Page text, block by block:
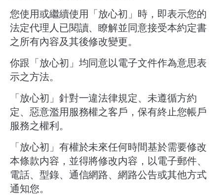
您使用或繼續使用「放心初」時，即表示您的
法定代理人已閱讀、瞭解並同意接受本約定書
之所有內容及其後修改變更。
你跟「放心初」均同意以電子文件作為意思表
示之方法。
「放心初」針對一違法律規定、未遵循方約
定、惡意濫用服務權之客戶，保有終止您帳戶
服務之權利。
「放心初」有權於未來任何時間基於需要修改
本條款内容，並得將修改内容，以電子郵件、
電話、型錄、通信網路、網路公告或其他方式
通知您。